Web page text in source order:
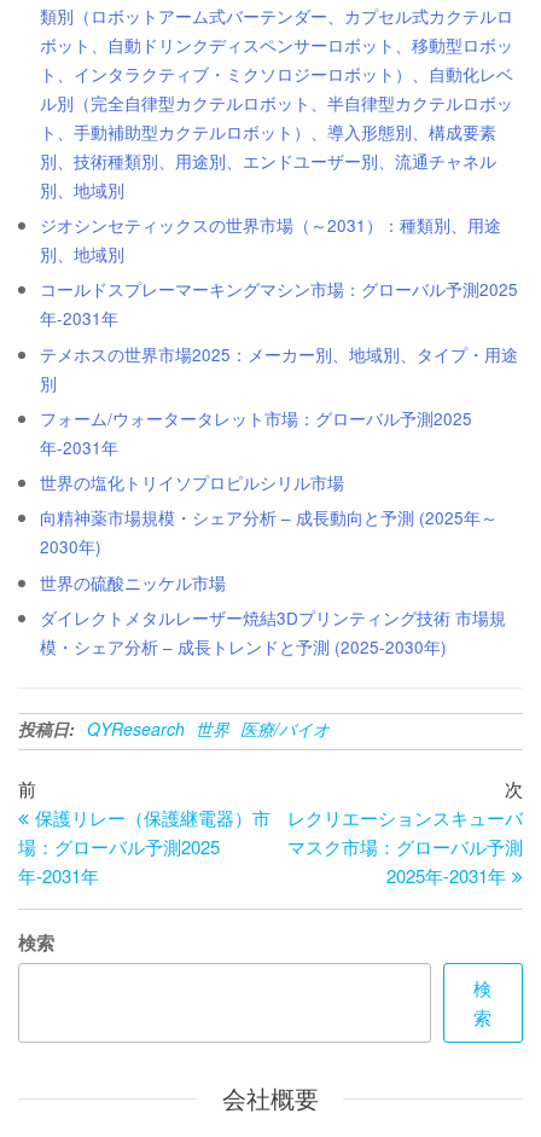
類別（ロボットアーム式バーテンダー、カプセル式カクテルロ
ボット、自動ドリンクディスペンサーロボット、移動型ロボッ
ト、インタラクティブ・ミクソロジーロボット）、自動化レベ
ル別（完全自律型カクテルロボット、半自律型カクテルロボッ
ト、手動補助型カクテルロボット）、導入形態別、構成要素
別、技術種類別、用途別、エンドユーザー別、流通チャネル
別、地域別
ジオシンセティックスの世界市場（～2031）：種類別、用途
別、地域別
コールドスプレーマーキングマシン市場：グローバル予測2025
年-2031年
テメホスの世界市場2025：メーカー別、地域別、タイプ・用途
別
フォーム/ウォータータレット市場：グローバル予測2025
年-2031年
世界の塩化トリイソプロピルシリル市場
向精神薬市場規模・シェア分析 – 成長動向と予測 (2025年～
2030年)
世界の硫酸ニッケル市場
ダイレクトメタルレーザー焼結3Dプリンティング技術 市場規
模・シェア分析 – 成長トレンドと予測 (2025-2030年)
投稿日: QYResearch 世界 医療/バイオ
投
稿
ナ
ビ
ゲ
シ
ン
過
去
の
投
稿
前
保護リレー（保護継電器）市
場：グローバル予測2025
年-2031年
の
次
レクリエーションスキューバ
マスク市場：グローバル予測
2025年-2031年
検索
検
索
会社概要